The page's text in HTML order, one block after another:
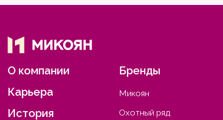
О компании
Карьера
История
Бренды
Микоян
Охотный ряд